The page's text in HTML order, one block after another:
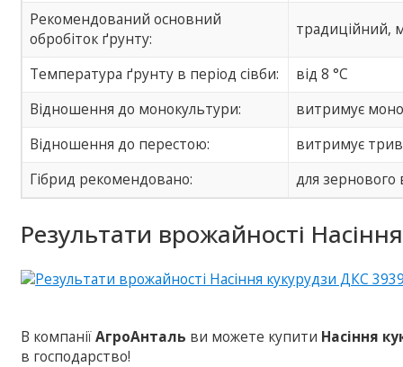
Рекомендований основний
обробіток ґрунту:
традиційний,
Температура ґрунту в період сівби:
від 8 °С
Відношення до монокультури:
витримує
Відношення до перестою:
витримує
Гібрид рекомендовано:
для зернового
Результати врожайності
В компаніїАгроАнталь ви можете купити Насіння
в господарство!